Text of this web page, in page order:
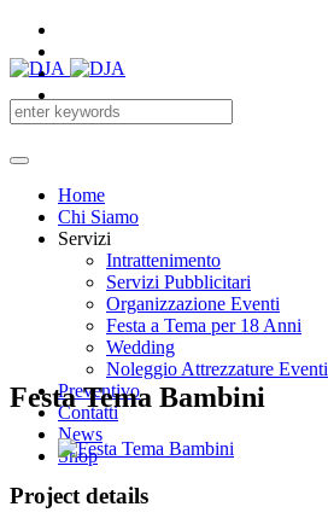
Home
Chi Siamo
Servizi
Intrattenimento
Servizi Pubblicitari
Organizzazione Eventi
Festa a Tema per 18 Anni
Wedding
Noleggio Attrezzature Eventi
Preventivo
Contatti
News
Shop
Festa Tema Bambini
Project details